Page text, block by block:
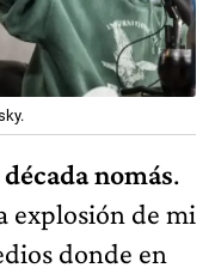
década nomás.
explosión de mi
donde en